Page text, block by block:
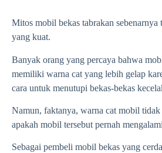
Mitos mobil bekas tabrakan
yang kuat.
Banyak orang yang percaya bahwa
memiliki warna cat yang lebih gelap
cara untuk menutupi bekas-bekas
Namun, faktanya, warna cat mobil tidak
apakah mobil tersebut pernah
Sebagai pembeli mobil bekas yang